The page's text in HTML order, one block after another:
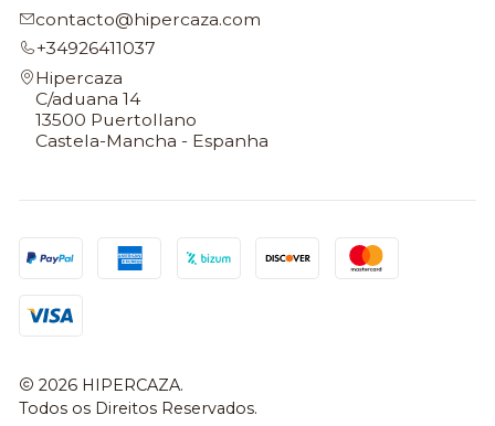
contacto@hipercaza.com
+34926411037
Hipercaza
C/aduana 14
13500 Puertollano
Castela-Mancha - Espanha
2026 HIPERCAZA.
Todos os Direitos Reservados.